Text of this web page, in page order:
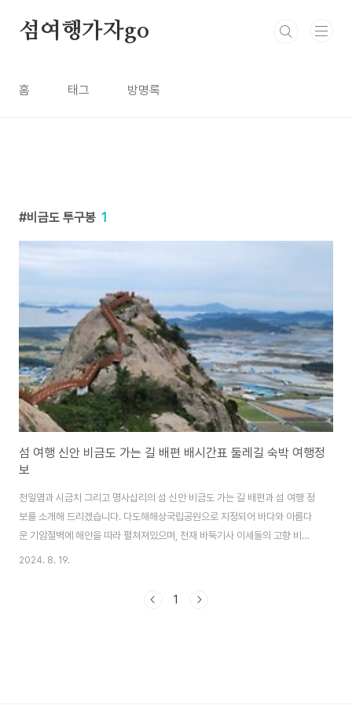
섬여행가자go
홈 태그 방명록
비금도 투구봉 1
섬 여행 신안 비금도 가는 길 배편 배시간표 둘레길 숙박 여행정
보
천일염과 시금치 그리고 명사십리의 섬 신안 비금도 가는 길 배편과 섬 여행 정
보를 소개해 드리겠습니다. 다도해해상국립공원으로 지정되어 바다와 아름다
운 기암절벽에 해안을 따라 펼쳐져있으며, 천재 바둑기사 이세돌의 고향 비금
도로 여행 떠나 보시기 바랍니다. 비금도 가는 배편 신안 비금도 가는 배편
이용해 갈 수 있습니다. 선사운항 횟수소요시간차량 선적동양훼리1일 1회 또는
2024. 8. 19.
1